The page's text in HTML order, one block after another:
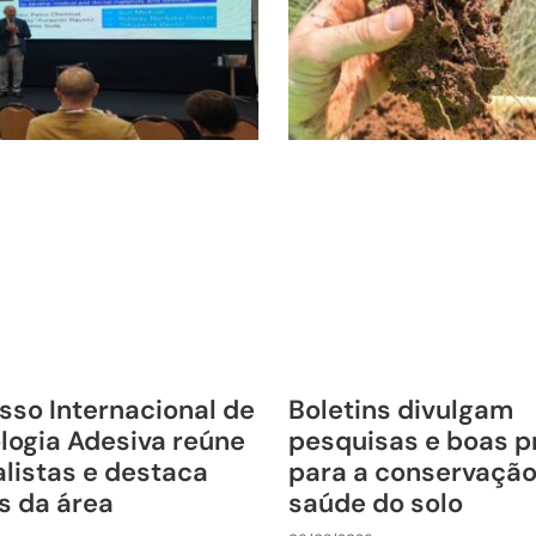
Internacional de
Adesiva reúne
e destaca
da área
Boletins divulgam
pesquisas e boas
para a
saúde do solo